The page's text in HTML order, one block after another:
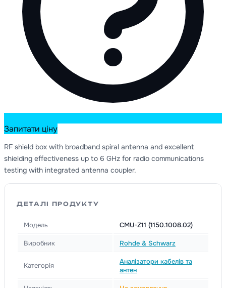
Запитати ціну
RF shield box with broadband spiral antenna and excellent
shielding effectiveness up to 6 GHz for radio communications
testing with integrated antenna coupler.
ДЕТАЛІ ПРОДУКТУ
Модель CMU-Z11 (1150.1008.02)
Виробник Rohde & Schwarz
Категорія
Аналізатори кабелів та
антен